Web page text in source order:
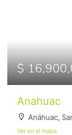
$
Anahuac
Anáhuac,
Ver en el mapa